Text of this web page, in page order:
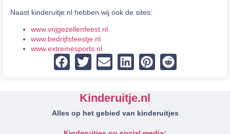
Naast kinderuitje.nl hebben wij ook de sites:
www.vrijgezellenfeest.nl
www.bedrijfsfeestje.nl
www.extremesports.nl
Kinderuitje.nl
Alles op het gebied van kinderuitjes